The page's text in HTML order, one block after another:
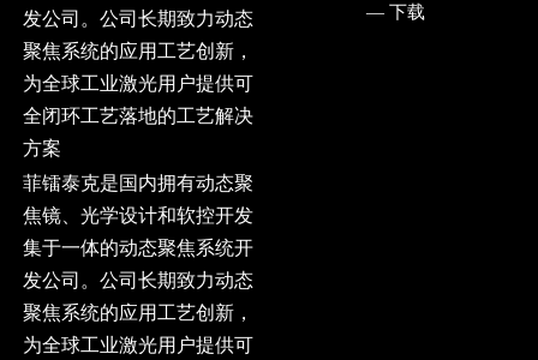
发公司。公司长期致力动态
聚焦系统的应用工艺创新，
为全球工业激光用户提供可
全闭环工艺落地的工艺解决
方案
菲镭泰克是国内拥有动态聚
焦镜、光学设计和软控开发
集于一体的动态聚焦系统开
发公司。公司长期致力动态
聚焦系统的应用工艺创新，
为全球工业激光用户提供可
— ㅤ下载